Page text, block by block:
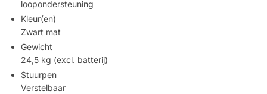
loopondersteuning
Kleur(en)
Zwart mat
Gewicht
24,5 kg (excl. batterij)
Stuurpen
Verstelbaar